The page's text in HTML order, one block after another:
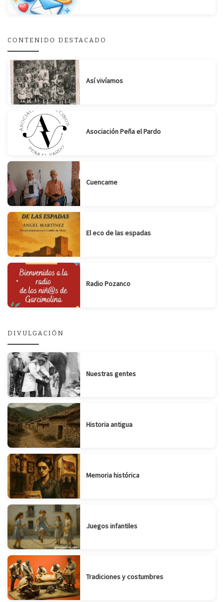
CONTENIDO DESTACADO
Así vivíamos
Asociación Peña el Pardo
Cuencame
El eco de las espadas
Radio Pozanco
DIVULGACIÓN
Nuestras gentes
Historia antigua
Memoria histórica
Juegos infantiles
Tradiciones y costumbres